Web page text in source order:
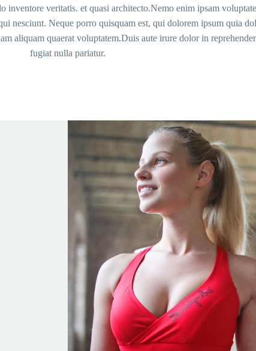
inventore veritatis. et quasi architecto.Nemo enim ipsam
nesciunt. Neque porro quisquam est, qui dolorem ipsum quia
aliquam quaerat voluptatem.Duis aute irure dolor in
fugiat nulla pariatur.